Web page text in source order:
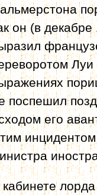
он (в
поспешил
его
инцидентом